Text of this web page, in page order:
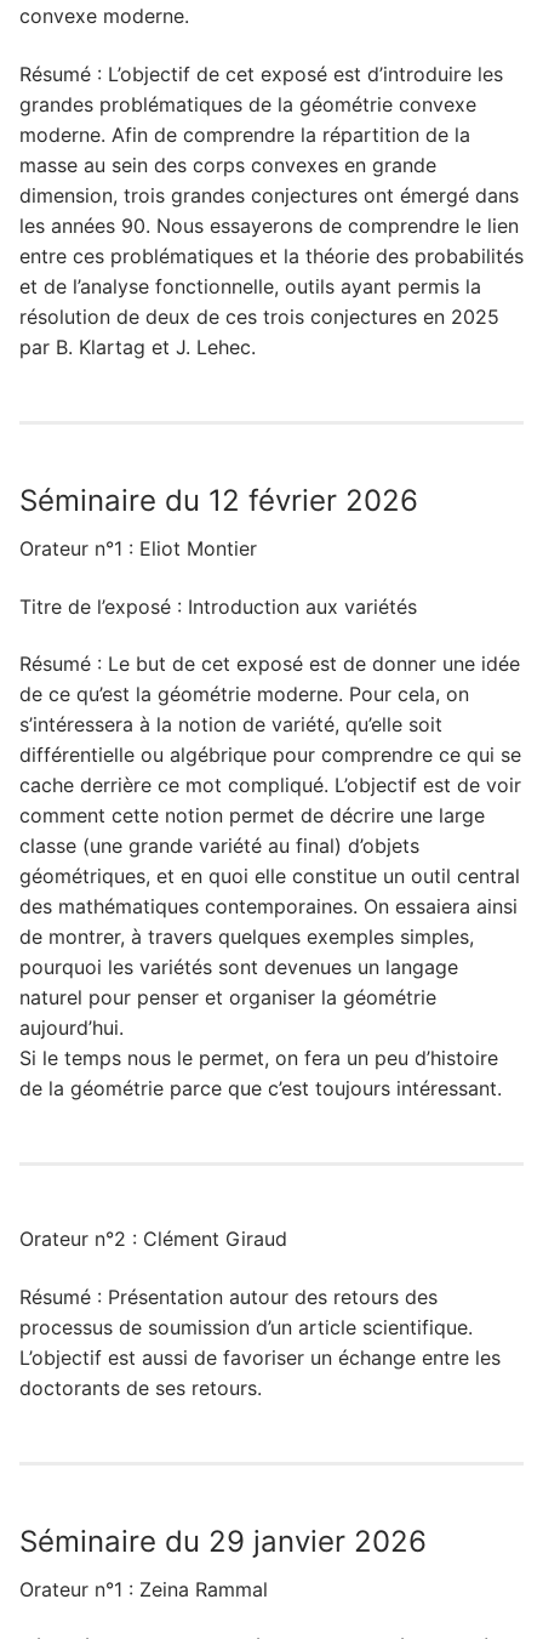
convexe moderne.
Résumé : L’objectif de cet exposé est d’introduire les
grandes problématiques de la géométrie convexe
moderne. Afin de comprendre la répartition de la
masse au sein des corps convexes en grande
dimension, trois grandes conjectures ont émergé dans
les années 90. Nous essayerons de comprendre le lien
entre ces problématiques et la théorie des probabilités
et de l’analyse fonctionnelle, outils ayant permis la
résolution de deux de ces trois conjectures en 2025
par B. Klartag et J. Lehec.
Séminaire du 12 février 2026
Orateur n°1 : Eliot Montier
Titre de l’exposé : Introduction aux variétés
Résumé : Le but de cet exposé est de donner une idée
de ce qu’est la géométrie moderne. Pour cela, on
s’intéressera à la notion de variété, qu’elle soit
différentielle ou algébrique pour comprendre ce qui se
cache derrière ce mot compliqué. L’objectif est de voir
comment cette notion permet de décrire une large
classe (une grande variété au final) d’objets
géométriques, et en quoi elle constitue un outil central
des mathématiques contemporaines. On essaiera ainsi
de montrer, à travers quelques exemples simples,
pourquoi les variétés sont devenues un langage
naturel pour penser et organiser la géométrie
aujourd’hui.
Si le temps nous le permet, on fera un peu d’histoire
de la géométrie parce que c’est toujours intéressant.
Orateur n°2 : Clément Giraud
Résumé : Présentation autour des retours des
processus de soumission d’un article scientifique.
L’objectif est aussi de favoriser un échange entre les
doctorants de ses retours.
Séminaire du 29 janvier 2026
Orateur n°1 : Zeina Rammal